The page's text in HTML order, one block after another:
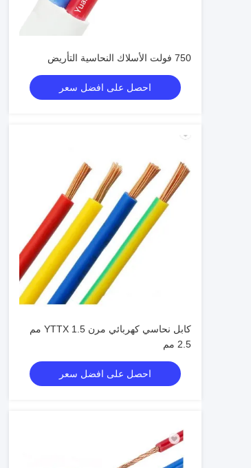
750 فولت الأسلاك النحاسية التأريض
احصل على افضل سعر
كابل نحاسي كهربائي مرن YTTX 1.5 مم
2.5 مم
احصل على افضل سعر